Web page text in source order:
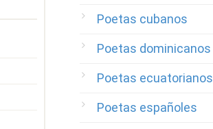
Poetas cubanos
Poetas dominicanos
Poetas ecuatorianos
Poetas españoles